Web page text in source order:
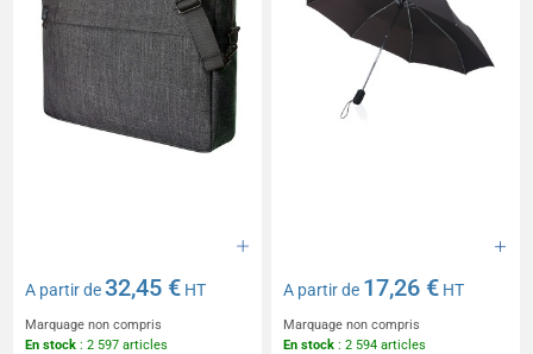
A partir de32,45 € HT
Marquage non compris
En stock : 2 597 articles
A partir de 17,26 € HT
Marquage non compris
En stock : 2 594 articles